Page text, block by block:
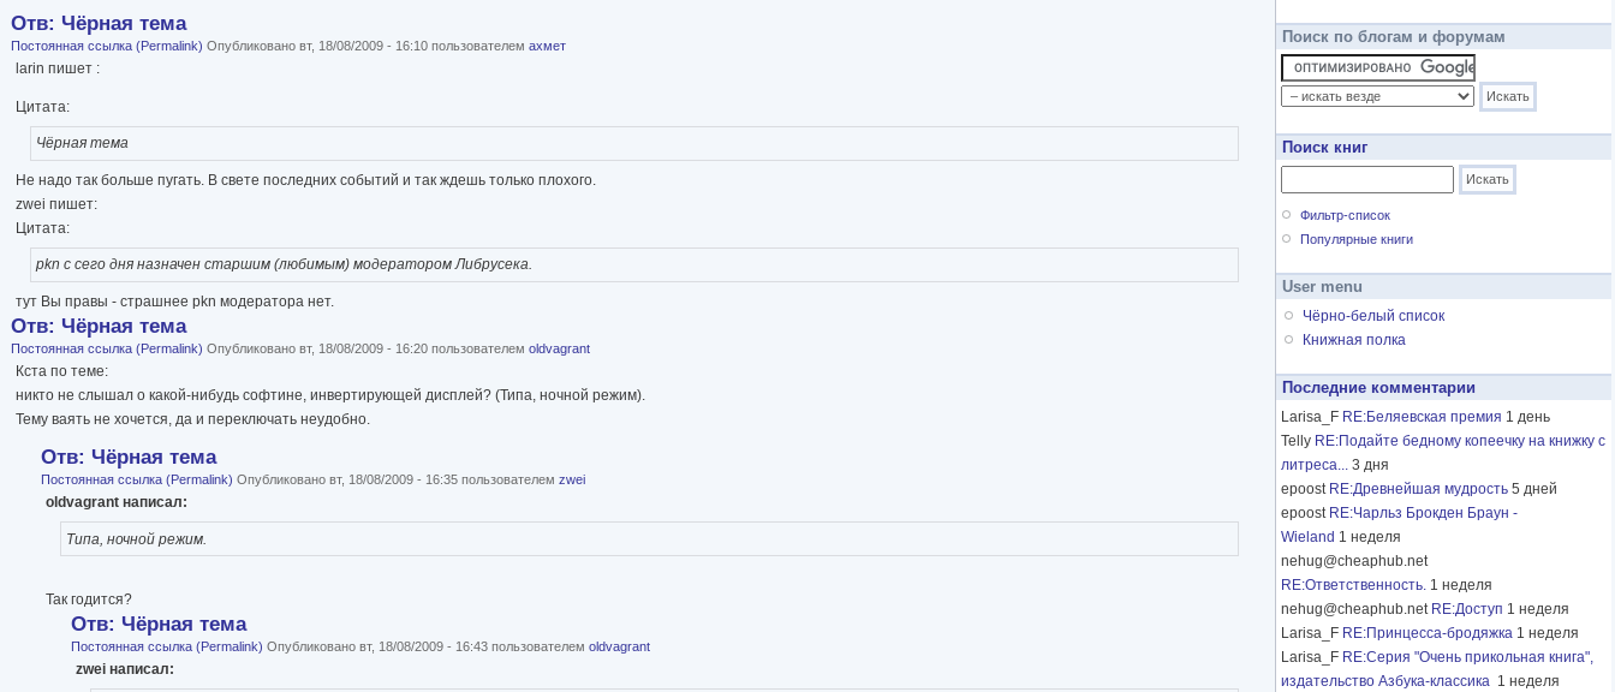
Отв: Чёрная тема
Постоянная ссылка (Permalink) Опубликовано вт, 18/08/2009 - 16:10 пользователем ахмет
larin пишет :
Цитата:
Чёрная тема
Не надо так больше пугать. В свете последних событий и так ждешь только плохого.
zwei пишет:
Цитата:
pkn с сего дня назначен старшим (любимым) модератором Либрусека.
тут Вы правы - страшнее pkn модератора нет.
Отв: Чёрная тема
Постоянная ссылка (Permalink) Опубликовано вт, 18/08/2009 - 16:20 пользователем oldvagrant
Кста по теме:
никто не слышал о какой-нибудь софтине, инвертирующей дисплей? (Типа, ночной режим).
Тему ваять не хочется, да и переключать неудобно.
Отв: Чёрная тема
Постоянная ссылка (Permalink) Опубликовано вт, 18/08/2009 - 16:35 пользователем zwei
oldvagrant написал:
Типа, ночной режим.
Так годится?
Отв: Чёрная тема
Постоянная ссылка (Permalink) Опубликовано вт, 18/08/2009 - 16:43 пользователем oldvagrant
zwei написал:
Поиск по блогам и форумам
Поиск книг
Фильтр-список
Популярные книги
User menu
Чёрно-белый список
Книжная полка
Последние комментарии
Larisa_F RE:Беляевская премия 1 день
Telly RE:Подайте бедному копеечку на книжку с
литреса... 3 дня
epoost RE:Древнейшая мудрость 5 дней
epoost RE:Чарльз Брокден Браун -
Wieland 1 неделя
nehug@cheaphub.net
RE:Ответственность. 1 неделя
nehug@cheaphub.net RE:Доступ 1 неделя
Larisa_F RE:Принцесса-бродяжка 1 неделя
Larisa_F RE:Серия "Очень прикольная книга",
издательство Азбука-классика 1 неделя